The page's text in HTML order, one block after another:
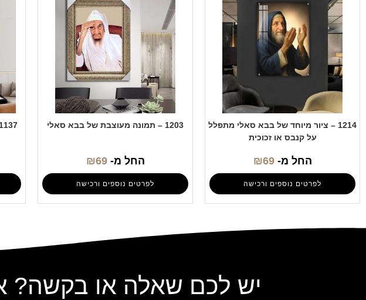
1214 – ציור מיוחד של בבא סאלי מתפלל
על קנבס או זכוכית
החל מ- ₪69
לפרטים נוספים ורכישה
1203 – תמונה מעוצבת של בבא סאלי
החל מ- ₪69
לפרטים נוספים ורכישה
יש לכם שאלה או בקשה?